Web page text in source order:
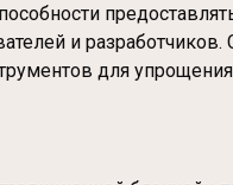
и
для